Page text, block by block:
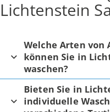
Lichtenstein
Welche Arten von
können Sie in
waschen?
Bieten Sie in
individuelle